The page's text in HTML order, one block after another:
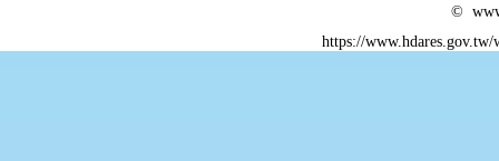
©
https://www.hdares.gov.tw/